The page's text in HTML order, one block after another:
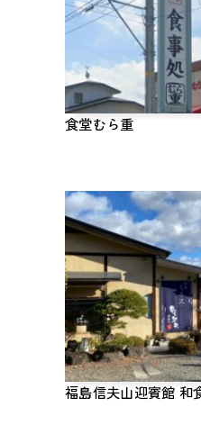
食堂むら重
福島信夫山迎賓館 和